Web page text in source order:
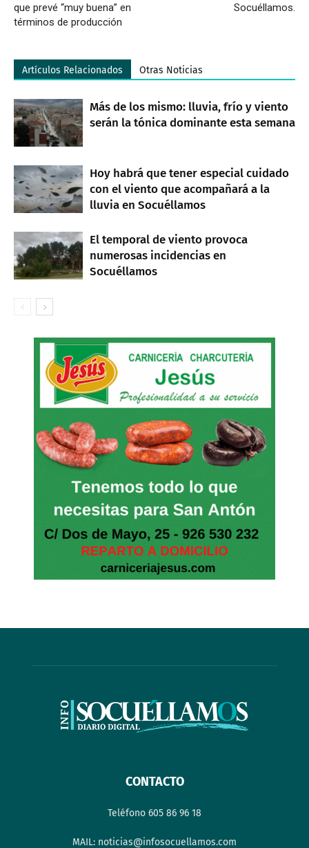
que prevé “muy buena” en
términos de producción
Socuéllamos.
Artículos Relacionados Otras Noticias
Más de los mismo: lluvia, frío y viento
serán la tónica dominante esta semana
Hoy habrá que tener especial cuidado
con el viento que acompañará a la
lluvia en Socuéllamos
El temporal de viento provoca
numerosas incidencias en
Socuéllamos
CONTACTO
Teléfono 605 86 96 18
MAIL: noticias@infosocuellamos.com